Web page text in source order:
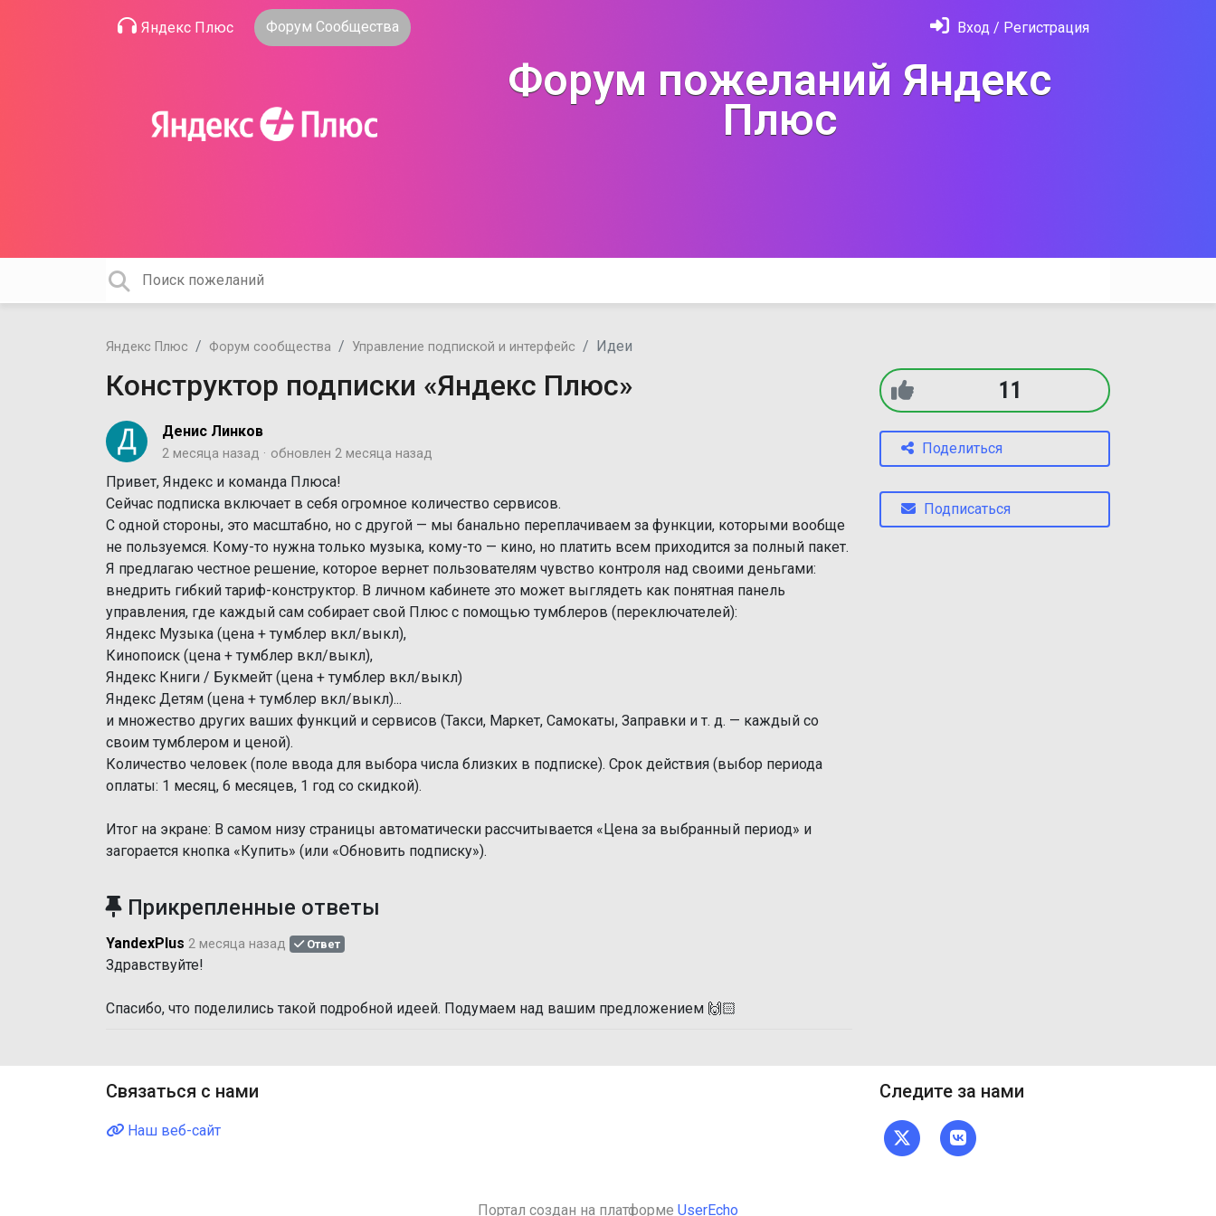
Яндекс Плюс Форум Сообщества Вход / Регистрация
Форум пожеланий Яндекс
Плюс
Яндекс Плюс Форум сообщества Управление подпиской и интерфейс Идеи
Конструктор подписки «Яндекс Плюс»
Денис Линков
2 месяца назад обновлен 2 месяца назад
Привет, Яндекс и команда Плюса!
Сейчас подписка включает в себя огромное количество сервисов.
С одной стороны, это масштабно, но с другой — мы банально переплачиваем за функции, которыми вообще
не пользуемся. Кому-то нужна только музыка, кому-то — кино, но платить всем приходится за полный пакет.
Я предлагаю честное решение, которое вернет пользователям чувство контроля над своими деньгами:
внедрить гибкий тариф-конструктор. В личном кабинете это может выглядеть как понятная панель
управления, где каждый сам собирает свой Плюс с помощью тумблеров (переключателей):
Яндекс Музыка (цена + тумблер вкл/выкл),
Кинопоиск (цена + тумблер вкл/выкл),
Яндекс Книги / Букмейт (цена + тумблер вкл/выкл)
Яндекс Детям (цена + тумблер вкл/выкл)...
и множество других ваших функций и сервисов (Такси, Маркет, Самокаты, Заправки и т. д. — каждый со
своим тумблером и ценой).
Количество человек (поле ввода для выбора числа близких в подписке). Срок действия (выбор периода
оплаты: 1 месяц, 6 месяцев, 1 год со скидкой).
Итог на экране: В самом низу страницы автоматически рассчитывается «Цена за выбранный период» и
загорается кнопка «Купить» (или «Обновить подписку»).
Прикрепленные ответы
YandexPlus 2 месяца назад Ответ
Здравствуйте!
Спасибо, что поделились такой подробной идеей. Подумаем над вашим предложением 🙌🏻
11
Поделиться
Подписаться
Связаться с нами
Наш веб-сайт
Следите за нами
Портал создан на платформе UserEcho